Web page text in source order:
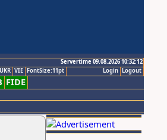
Servertime 09.08.2026 10:32:12
Logout
Login
UKR VIE FontSize:11pt
FIDE